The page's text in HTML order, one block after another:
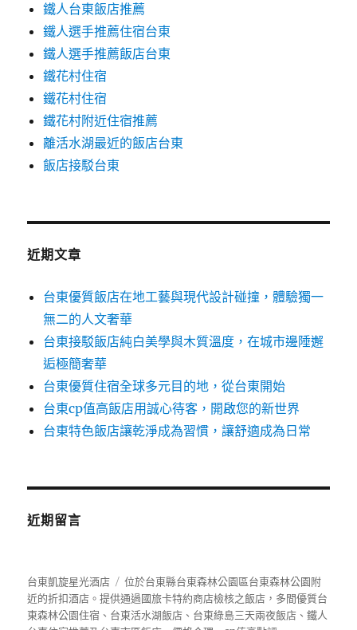
鐵人台東飯店推薦
鐵人選手推薦住宿台東
鐵人選手推薦飯店台東
鐵花村住宿
鐵花村住宿
鐵花村附近住宿推薦
離活水湖最近的飯店台東
飯店接駁台東
近期文章
台東優質飯店在地工藝與現代設計碰撞，體驗獨一
無二的人文奢華
台東接駁飯店純白美學與木質溫度，在城市邊陲邂
逅極簡奢華
台東優質住宿全球多元目的地，從台東開始
台東cp值高飯店用誠心待客，開啟您的新世界
台東特色飯店讓乾淨成為習慣，讓舒適成為日常
近期留言
台東凱旋星光酒店
位於台東縣台東森林公園區台東森林公園附
近的折扣酒店。提供通過國旅卡特約商店檢核之飯店，多間優質台
東森林公園住宿、台東活水湖飯店、台東綠島三天兩夜飯店、鐵人